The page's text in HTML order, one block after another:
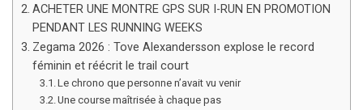
ACHETER UNE MONTRE GPS SUR I-RUN EN PROMOTION
PENDANT LES RUNNING WEEKS
Zegama 2026 : Tove Alexandersson explose le record
féminin et réécrit le trail court
Le chrono que personne n’avait vu venir
Une course maîtrisée à chaque pas